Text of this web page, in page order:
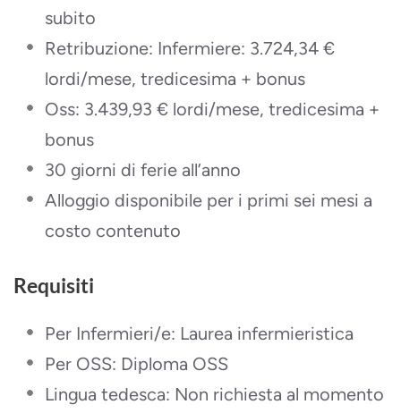
subito
Retribuzione: Infermiere: 3.724,34 €
lordi/mese, tredicesima + bonus
Oss: 3.439,93 € lordi/mese, tredicesima +
bonus
30 giorni di ferie all’anno
Alloggio disponibile per i primi sei mesi a
costo contenuto
Requisiti
Per Infermieri/e: Laurea infermieristica
Per OSS: Diploma OSS
Lingua tedesca: Non richiesta al momento